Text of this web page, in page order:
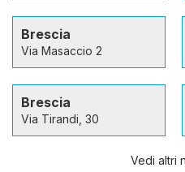
Brescia
Via Masaccio 2
Brescia
Via Tirandi, 30
Vedi altri